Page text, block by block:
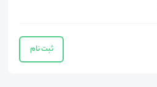
ثبت نام